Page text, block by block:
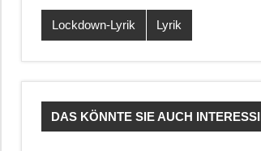
Lockdown-Lyrik Lyrik
DAS KÖNNTE SIE AUCH